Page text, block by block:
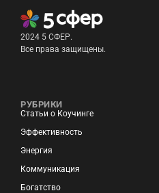
2024 5 СФЕР.
Все права защищены.
РУБРИКИ
Статьи о Коучинге
Эффективность
Энергия
Коммуникация
Богатство